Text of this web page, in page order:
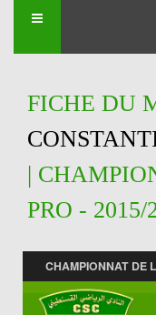
FICHE DU
|
PRO - 2015/
CHAMPIONNAT DE